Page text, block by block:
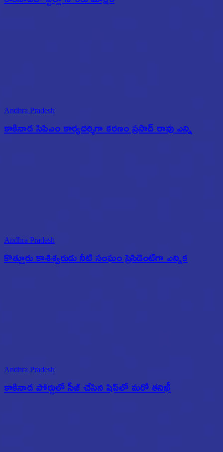
Andhra Pradesh
కాకినాడ సిపిఎం కార్యదర్శిగా కరణం ప్రసాద్ రావు ఎన్ని
Andhra Pradesh
కొత్తూరు కాశిశ్వరుడు నీటి సంఘం ప్రెసిడెంట్‌గా ఎన్నిక
Andhra Pradesh
కాకినాడ పోర్టులో సీజ్ చేసిన షిప్‌లో మరో తనిఖీ